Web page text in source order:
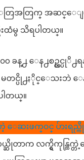
အတြက္ အဆင္ေျပတ
းထံမွ သိရပါတယ္။
ခန္႕ ေန႕စဥ္တင္
င့္ မတင္ပို႕ႏိုင္ေသး
တယ္။
ဆးဖက္ဝင္ ပ်ားရည္
ာက လက္ရွိကုန္ထြက္တဲ့